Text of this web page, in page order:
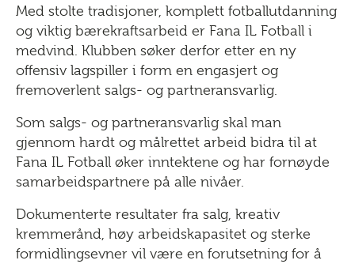
Med stolte tradisjoner, komplett fotballutdanning
og viktig bærekraftsarbeid er Fana IL Fotball i
medvind. Klubben søker derfor etter en ny
offensiv lagspiller i form en engasjert og
fremoverlent salgs- og partneransvarlig.
Som salgs- og partneransvarlig skal man
gjennom hardt og målrettet arbeid bidra til at
Fana IL Fotball øker inntektene og har fornøyde
samarbeidspartnere på alle nivåer.
Dokumenterte resultater fra salg, kreativ
kremmerånd, høy arbeidskapasitet og sterke
formidlingsevner vil være en forutsetning for å